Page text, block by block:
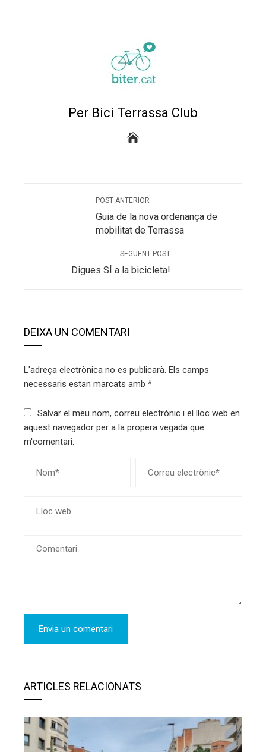
Per Bici Terrassa Club
POST ANTERIOR
Guia de la nova ordenança de
mobilitat de Terrassa
SEGÜENT POST
Digues SÍ a la bicicleta!
DEIXA UN COMENTARI
L'adreça electrònica no es publicarà. Els camps
necessaris estan marcats amb *
Salvar el meu nom, correu electrònic i el lloc web en
aquest navegador per a la propera vegada que
m'comentari.
ARTICLES RELACIONATS